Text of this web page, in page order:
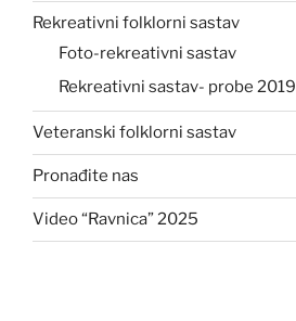
Rekreativni folklorni sastav
Foto-rekreativni sastav
Rekreativni sastav- probe 2019
Veteranski folklorni sastav
Pronađite nas
Video “Ravnica” 2025